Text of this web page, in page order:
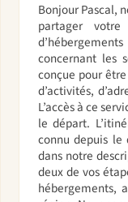
Bonjour Pascal,
partager
concernant les
conçue pour
d’activités,
L’accès à ce
le départ.
connu depuis le
dans notre
deux de vos
hébergements,